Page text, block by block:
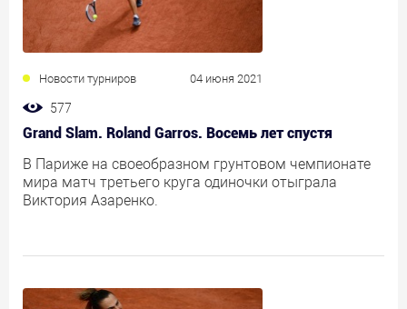
Новости турниров 04 июня 2021
577
Grand Slam. Roland Garros. Восемь лет спустя
В Париже на своеобразном грунтовом чемпионате
мира матч третьего круга одиночки отыграла
Виктория Азаренко.